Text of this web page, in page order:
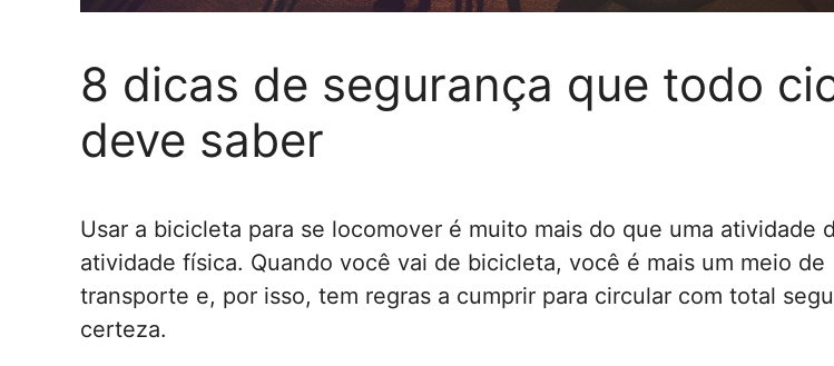
8 dicas de segurança que todo
deve saber
Usar a bicicleta para se locomover é muito mais do que uma atividade
atividade física. Quando você vai de bicicleta, você é mais um meio de
transporte e, por isso, tem regras a cumprir para circular com total
certeza.